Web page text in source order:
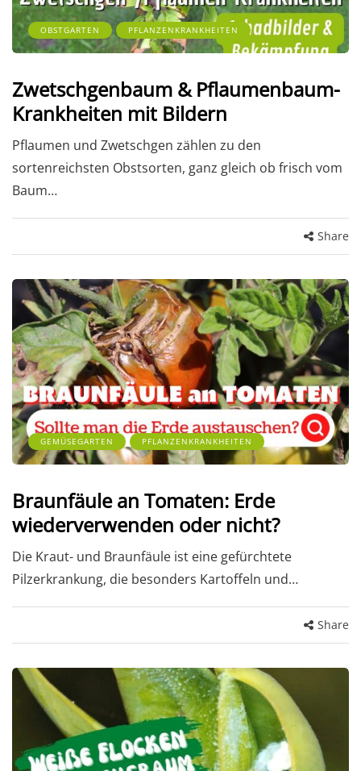
OBSTGARTEN PFLANZENKRANKHEITEN
Zwetschgenbaum & Pflaumenbaum-
Krankheiten mit Bildern
Pflaumen und Zwetschgen zählen zu den
sortenreichsten Obstsorten, ganz gleich ob frisch vom
Baum…
Share
GEMÜSEGARTEN PFLANZENKRANKHEITEN
Braunfäule an Tomaten: Erde
wiederverwenden oder nicht?
Die Kraut- und Braunfäule ist eine gefürchtete
Pilzerkrankung, die besonders Kartoffeln und…
Share